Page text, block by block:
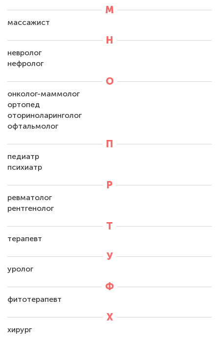
М
массажист
Н
невролог
нефролог
О
онколог-маммолог
ортопед
оториноларинголог
офтальмолог
П
педиатр
психиатр
Р
ревматолог
рентгенолог
Т
терапевт
У
уролог
Ф
фитотерапевт
Х
хирург